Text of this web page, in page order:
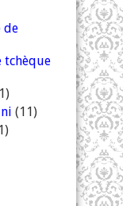
de
tchèque
(11)